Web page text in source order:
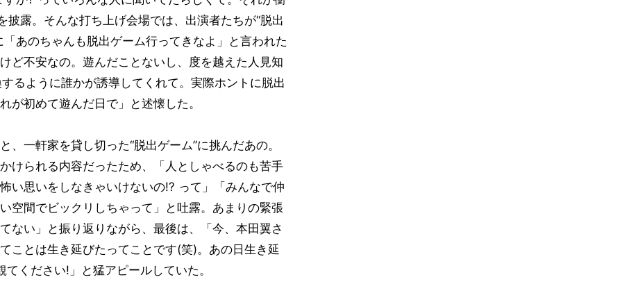
露。そんな打ち上げ会場では、出演者たちが“脱出
あのちゃんも脱出ゲーム行ってきなよ」と言われた
ど不安なの。遊んだことないし、度を越えた人見知
るように誰かが誘導してくれて。実際ホントに脱出
が初めて遊んだ日で」と述懐した。
一軒家を貸し切った“脱出ゲーム”に挑んだあの。
けられる内容だったため、「人としゃべるのも苦手
い思いをしなきゃいけないの!? って」「みんなで仲
空間でビックリしちゃって」と吐露。あまりの緊張
ない」と振り返りながら、最後は、「今、本田翼さ
ことは生き延びたってことです(笑)。あの日生き延
ください!」と猛アピールしていた。